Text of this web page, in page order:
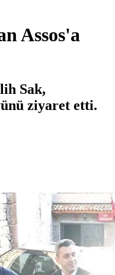
Assos'a
Sak,
ziyaret etti.